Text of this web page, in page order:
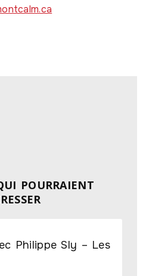
POURRAIENT
Philippe Sly – Les